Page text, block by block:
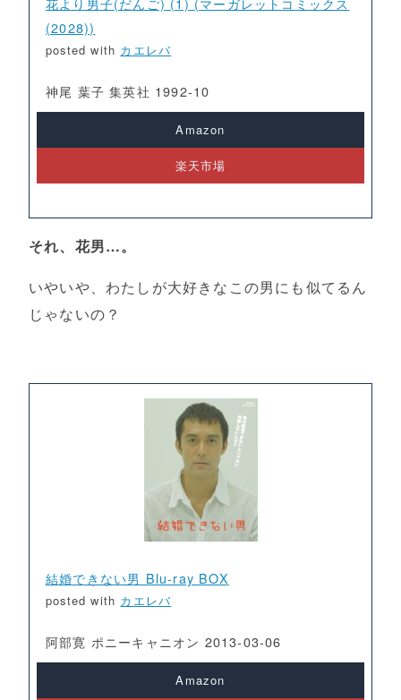
(2028))
posted with カエレバ
神尾 葉子 集英社 1992-10
Amazon
楽天市場
それ、花男…。
いやいや、わたしが大好きなこの男にも似てるん
じゃないの？
結婚できない男 Blu-ray BOX
posted with カエレバ
阿部寛 ポニーキャニオン 2013-03-06
Amazon